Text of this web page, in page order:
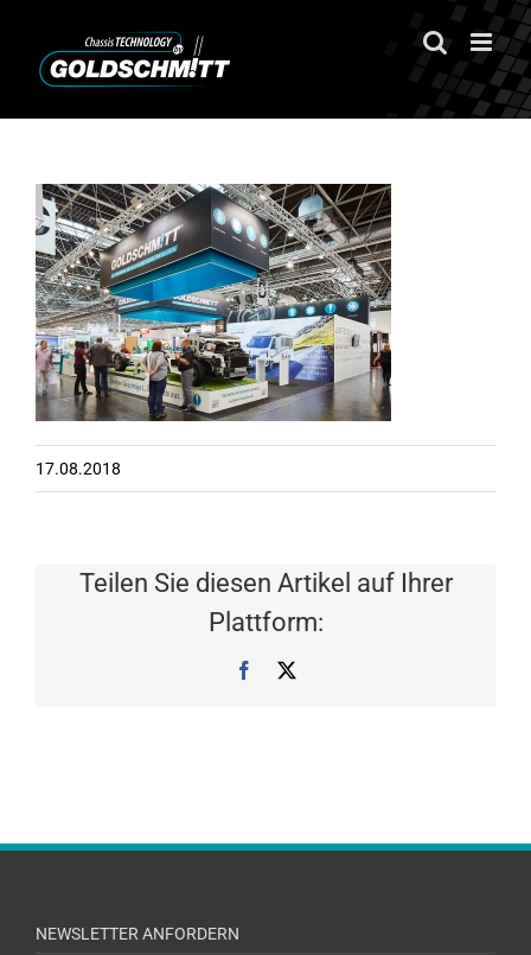
Inhalt
17.08.2018
Teilen Sie diesen Artikel auf Ihrer
Plattform:
Facebook
NEWSLETTER ANFORDERN